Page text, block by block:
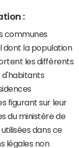
:
communes
dont la population
les différents
d'habitants
figurant sur leur
du ministère de
dans ce
légales non